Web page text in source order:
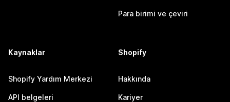
Para birimi ve çeviri
Kaynaklar
Shopify Yardım Merkezi
API belgeleri
Shopify
Hakkında
Kariyer